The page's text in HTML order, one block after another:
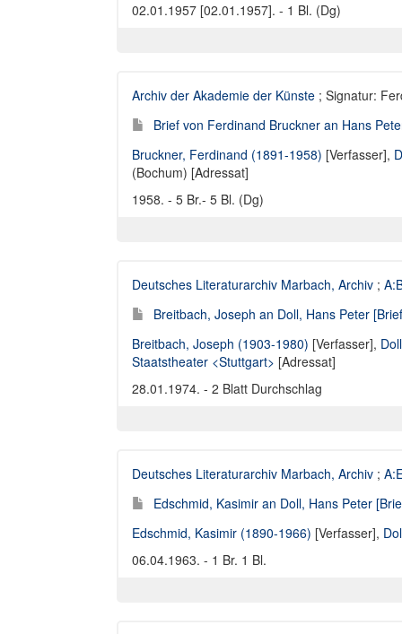
02.01.1957 [02.01.1957]. - 1 Bl. (Dg)
Archiv der Akademie der Künste ; Signatur:
Brief von Ferdinand Bruckner an Hans
Bruckner, Ferdinand (1891-1958) [Verfasser],
(Bochum) [Adressat]
1958. - 5 Br.- 5 Bl. (Dg)
Deutsches Literaturarchiv Marbach, Archiv ;
Breitbach, Joseph an Doll, Hans Peter
Breitbach, Joseph (1903-1980) [Verfasser],
Staatstheater <Stuttgart> [Adressat]
28.01.1974. - 2 Blatt Durchschlag
Deutsches Literaturarchiv Marbach, Archiv ;
Edschmid, Kasimir an Doll, Hans Peter
Edschmid, Kasimir (1890-1966) [Verfasser],
06.04.1963. - 1 Br. 1 Bl.